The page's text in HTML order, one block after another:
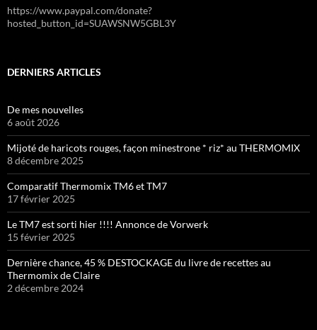
https://www.paypal.com/donate?
hosted_button_id=SUAWSNW5GBL3Y
DERNIERS ARTICLES
De mes nouvelles
6 août 2026
Mijoté de haricots rouges, façon minestrone * riz* au THERMOMIX
8 décembre 2025
Comparatif Thermomix TM6 et TM7
17 février 2025
Le TM7 est sorti hier !!!! Annonce de Vorwerk
15 février 2025
Dernière chance, 45 % DESTOCKAGE du livre de recettes au
Thermomix de Claire
2 décembre 2024